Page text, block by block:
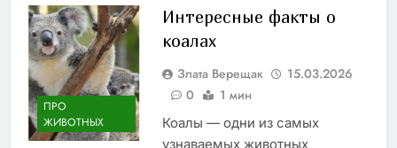
ПРО
ЖИВОТНЫХ
Интересные факты о
коалах
Злата Верещак
15.03.2026
0
1 мин
Коалы — одни из самых
узнаваемых животных